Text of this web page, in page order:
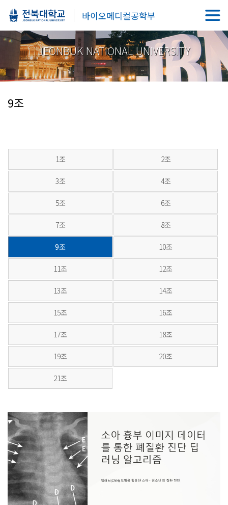
바이오메디컬공학부
JEONBUK NATIONAL UNIVERSITY
9조
1조 2조
3조 4조
5조 6조
7조 8조
9조 10조
11조 12조
13조 14조
15조 16조
17조 18조
19조 20조
21조